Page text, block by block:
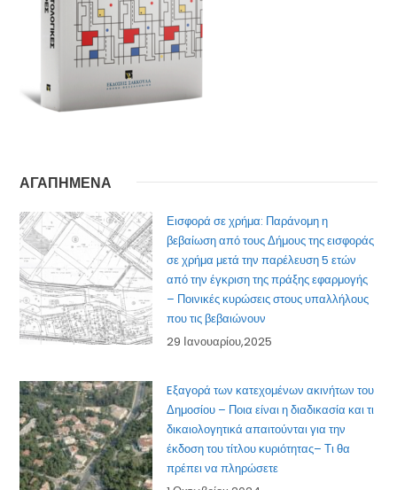
ΑΓΑΠΗΜΕΝΑ
Εισφορά σε χρήμα: Παράνομη η
βεβαίωση από τους Δήμους της εισφοράς
σε χρήμα μετά την παρέλευση 5 ετών
από την έγκριση της πράξης εφαρμογής
– Ποινικές κυρώσεις στους υπαλλήλους
που τις βεβαιώνουν
29 Ιανουαρίου,2025
Eξαγορά των κατεχομένων ακινήτων του
Δημοσίου – Ποια είναι η διαδικασία και τι
δικαιολογητικά απαιτούνται για την
έκδοση του τίτλου κυριότητας– Τι θα
πρέπει να πληρώσετε